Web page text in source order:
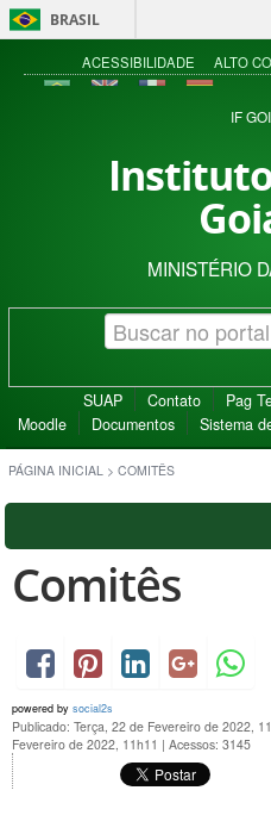
BRASIL
ACESSIBILIDADE ALTO
IF
MINISTÉRIO
SUAP Contato Pag
Moodle
Documentos Sistema
PÁGINA INICIAL > COMITÊS
Comitês
powered by social2s
Publicado: Terça, 22 de Fevereiro de 2022,
Fevereiro de 2022, 11h11 | Acessos: 3145